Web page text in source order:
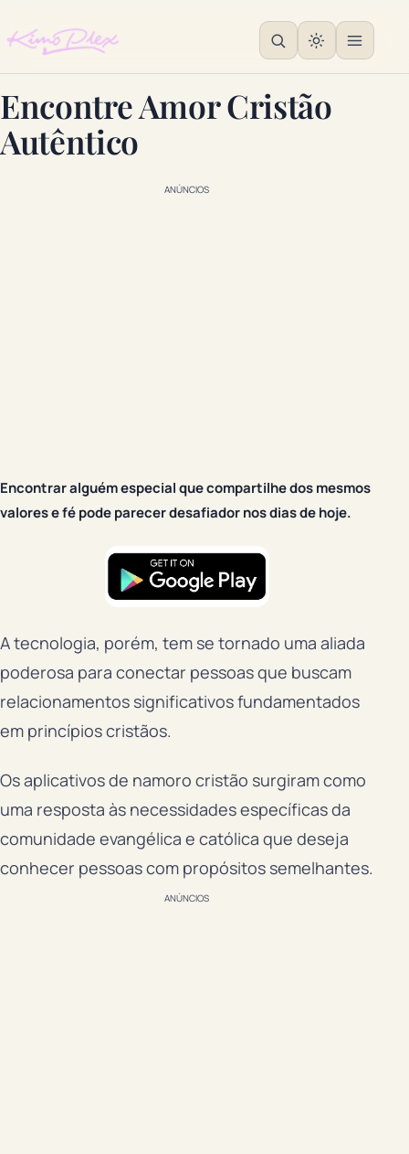
Encontre Amor Cristão
Autêntico
ANÚNCIOS
Encontrar alguém especial que compartilhe dos mesmos
valores e fé pode parecer desafiador nos dias de hoje.
A tecnologia, porém, tem se tornado uma aliada
poderosa para conectar pessoas que buscam
relacionamentos significativos fundamentados
em princípios cristãos.
Os aplicativos de namoro cristão surgiram como
uma resposta às necessidades específicas da
comunidade evangélica e católica que deseja
conhecer pessoas com propósitos semelhantes.
ANÚNCIOS